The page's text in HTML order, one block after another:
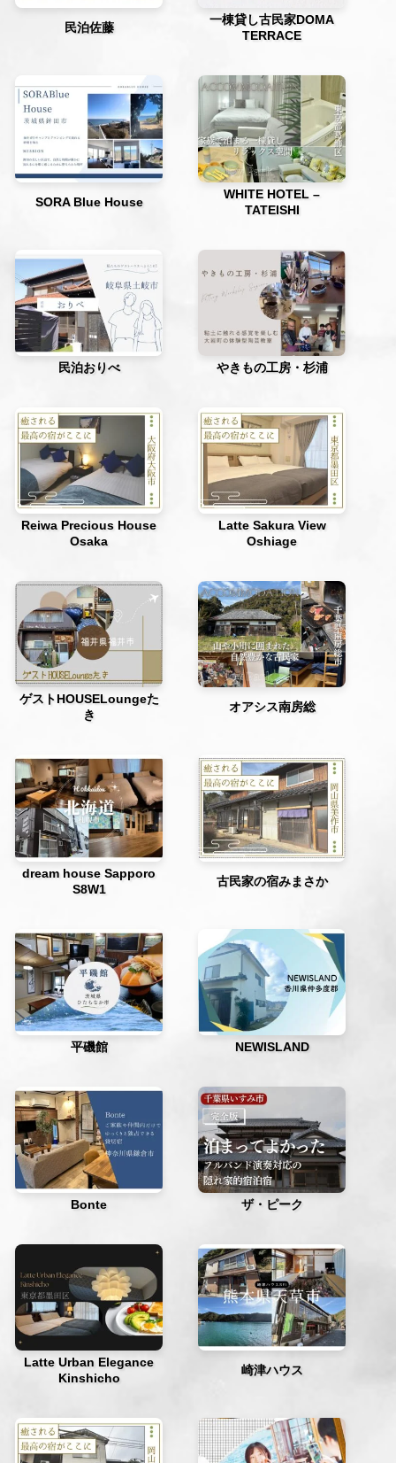
民泊佐藤
一棟貸し古民家DOMA
TERRACE
SORA Blue House
WHITE HOTEL –
TATEISHI
民泊おりべ やきもの工房・杉浦
Reiwa Precious House
Osaka
Latte Sakura View
Oshiage
ゲストHOUSELoungeた
き
オアシス南房総
dream house Sapporo
S8W1
古民家の宿みまさか
平磯館 NEWISLAND
Bonte ザ・ピーク
Latte Urban Elegance
Kinshicho
崎津ハウス